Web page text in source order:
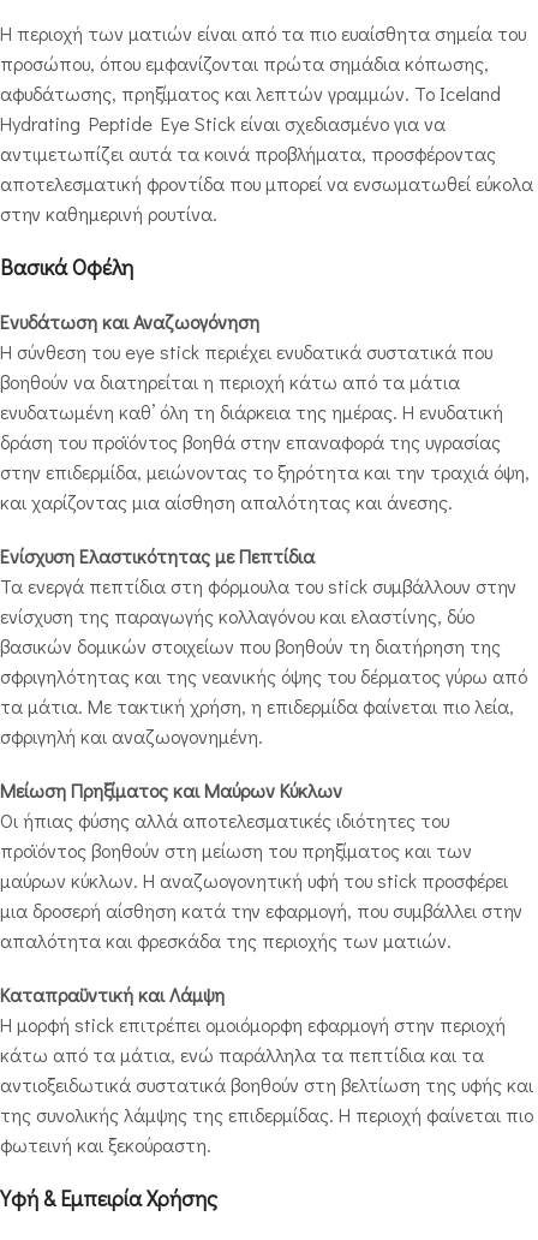
Η περιοχή των ματιών είναι από τα πιο ευαίσθητα σημεία του
προσώπου, όπου εμφανίζονται πρώτα σημάδια κόπωσης,
αφυδάτωσης, πρηξίματος και λεπτών γραμμών. Το Iceland
Hydrating Peptide Eye Stick είναι σχεδιασμένο για να
αντιμετωπίζει αυτά τα κοινά προβλήματα, προσφέροντας
αποτελεσματική φροντίδα που μπορεί να ενσωματωθεί εύκολα
στην καθημερινή ρουτίνα.
Βασικά Οφέλη
Ενυδάτωση και Αναζωογόνηση
Η σύνθεση του eye stick περιέχει ενυδατικά συστατικά που
βοηθούν να διατηρείται η περιοχή κάτω από τα μάτια
ενυδατωμένη καθ’ όλη τη διάρκεια της ημέρας. Η ενυδατική
δράση του προϊόντος βοηθά στην επαναφορά της υγρασίας
στην επιδερμίδα, μειώνοντας το ξηρότητα και την τραχιά όψη,
και χαρίζοντας μια αίσθηση απαλότητας και άνεσης.
Ενίσχυση Ελαστικότητας με Πεπτίδια
Τα ενεργά πεπτίδια στη φόρμουλα του stick συμβάλλουν στην
ενίσχυση της παραγωγής κολλαγόνου και ελαστίνης, δύο
βασικών δομικών στοιχείων που βοηθούν τη διατήρηση της
σφριγηλότητας και της νεανικής όψης του δέρματος γύρω από
τα μάτια. Με τακτική χρήση, η επιδερμίδα φαίνεται πιο λεία,
σφριγηλή και αναζωογονημένη.
Μείωση Πρηξίματος και Μαύρων Κύκλων
Οι ήπιας φύσης αλλά αποτελεσματικές ιδιότητες του
προϊόντος βοηθούν στη μείωση του πρηξίματος και των
μαύρων κύκλων. Η αναζωογονητική υφή του stick προσφέρει
μια δροσερή αίσθηση κατά την εφαρμογή, που συμβάλλει στην
απαλότητα και φρεσκάδα της περιοχής των ματιών.
Καταπραϋντική και Λάμψη
Η μορφή stick επιτρέπει ομοιόμορφη εφαρμογή στην περιοχή
κάτω από τα μάτια, ενώ παράλληλα τα πεπτίδια και τα
αντιοξειδωτικά συστατικά βοηθούν στη βελτίωση της υφής και
της συνολικής λάμψης της επιδερμίδας. Η περιοχή φαίνεται πιο
φωτεινή και ξεκούραστη.
Υφή & Εμπειρία Χρήσης